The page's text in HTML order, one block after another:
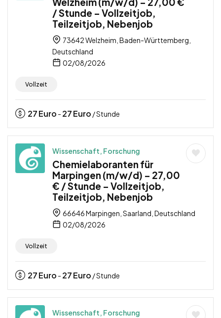
/ Stunde – Vollzeitjob,
Teilzeitjob, Nebenjob
73642 Welzheim, Baden-Württemberg,
Deutschland
02/08/2026
Vollzeit
27Euro - 27Euro / Stunde
Wissenschaft, Forschung
Chemielaboranten für
Marpingen (m/w/d) – 27,00
€ / Stunde – Vollzeitjob,
Teilzeitjob, Nebenjob
66646 Marpingen, Saarland, Deutschland
02/08/2026
Vollzeit
27Euro - 27Euro / Stunde
Wissenschaft, Forschung